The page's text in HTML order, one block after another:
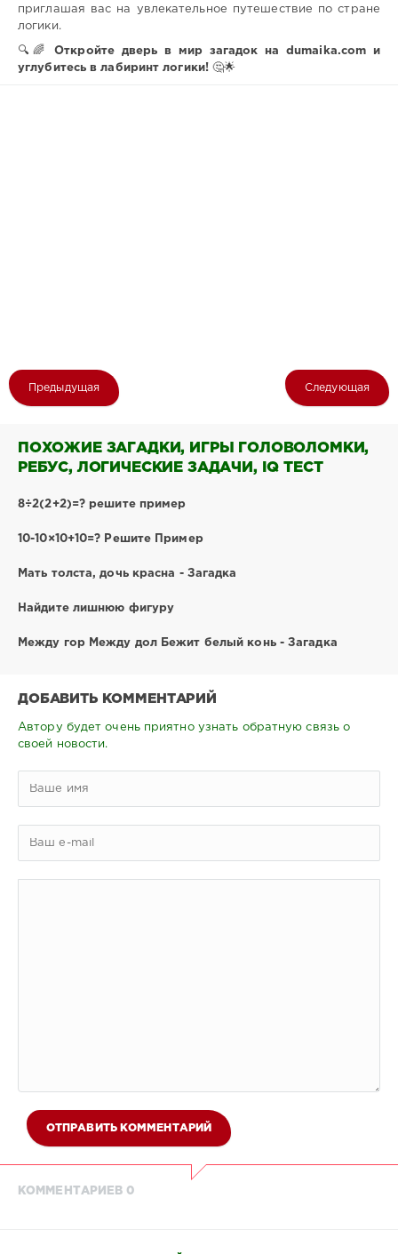
приглашая вас на увлекательное путешествие по стране
логики.
🔍🌈Откройте дверь в мир загадок на dumaika.com и
углубитесь в лабиринт логики! 🤔🌟
Предыдущая Следующая
ПОХОЖИЕ ЗАГАДКИ, ИГРЫ ГОЛОВОЛОМКИ,
РЕБУС, ЛОГИЧЕСКИЕ ЗАДАЧИ, IQ ТЕСТ
8÷2(2+2)=? решите пример
10-10×10+10=? Решите Пример
Мать толста, дочь красна - Загадка
Найдите лишнюю фигуру
Между гор Между дол Бежит белый конь - Загадка
ДОБАВИТЬ КОММЕНТАРИЙ
Автору будет очень приятно узнать обратную связь о
своей новости.
ОТПРАВИТЬ КОММЕНТАРИЙ
КОММЕНТАРИЕВ 0